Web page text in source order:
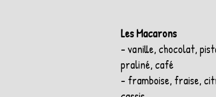
Les Macarons
- vanille, chocolat,
praliné, café
- framboise, fraise,